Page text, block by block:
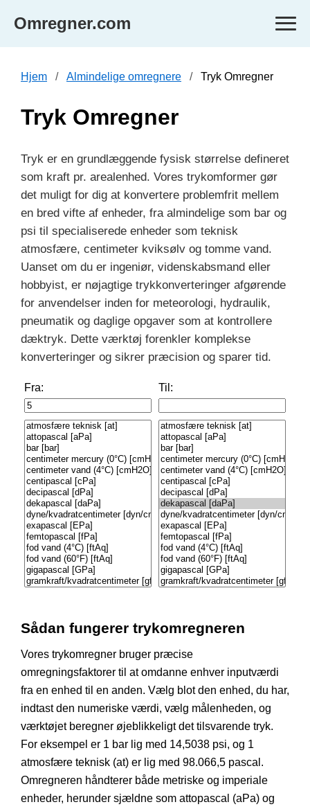
Omregner.com
Hjem Almindelige omregnere Tryk Omregner
Tryk Omregner
Tryk er en grundlæggende fysisk størrelse defineret
som kraft pr. arealenhed. Vores trykomformer gør
det muligt for dig at konvertere problemfrit mellem
en bred vifte af enheder, fra almindelige som bar og
psi til specialiserede enheder som teknisk
atmosfære, centimeter kviksølv og tomme vand.
Uanset om du er ingeniør, videnskabsmand eller
hobbyist, er nøjagtige trykkonverteringer afgørende
for anvendelser inden for meteorologi, hydraulik,
pneumatik og daglige opgaver som at kontrollere
dæktryk. Dette værktøj forenkler komplekse
konverteringer og sikrer præcision og sparer tid.
Fra: Til:
Sådan fungerer trykomregneren
Vores trykomregner bruger præcise
omregningsfaktorer til at omdanne enhver inputværdi
fra en enhed til en anden. Vælg blot den enhed, du har,
indtast den numeriske værdi, vælg målenheden, og
værktøjet beregner øjeblikkeligt det tilsvarende tryk.
For eksempel er 1 bar lig med 14,5038 psi, og 1
atmosfære teknisk (at) er lig med 98.066,5 pascal.
Omregneren håndterer både metriske og imperiale
enheder, herunder sjældne som attopascal (aPa) og